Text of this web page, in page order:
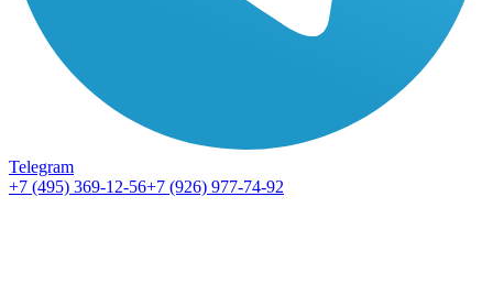
Telegram
+7 (495) 369-12-56+7 (926) 977-74-92